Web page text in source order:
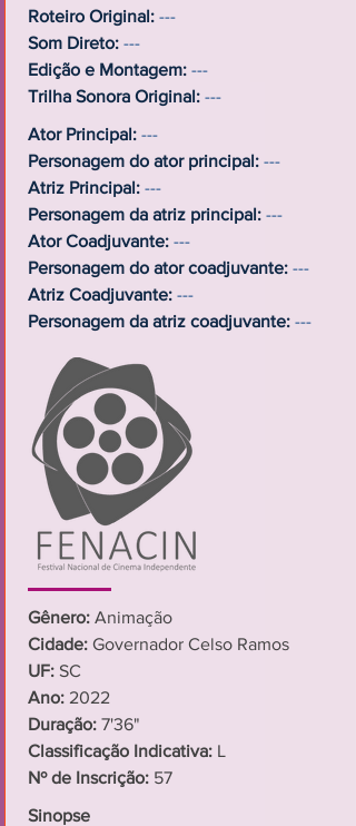
Roteiro Original: ---
Som Direto: ---
Edição e Montagem: ---
Trilha Sonora Original: ---
Ator Principal: ---
Personagem do ator principal: ---
Atriz Principal: ---
Personagem da atriz principal: ---
Ator Coadjuvante: ---
Personagem do ator coadjuvante: ---
Atriz Coadjuvante: ---
Personagem da atriz coadjuvante: ---
Gênero: Animação
Cidade: Governador Celso Ramos
UF: SC
Ano: 2022
Duração: 7'36"
Classificação Indicativa: L
Nº de Inscrição: 57
Sinopse